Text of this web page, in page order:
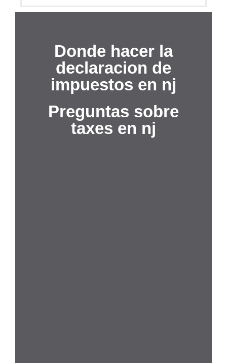
Donde hacer la
declaracion de
impuestos en nj
Preguntas sobre
taxes en nj